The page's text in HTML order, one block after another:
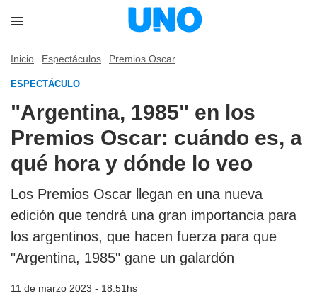
Inicio Espectáculos Premios Oscar
ESPECTÁCULO
"Argentina, 1985" en los
Premios Oscar: cuándo es, a
qué hora y dónde lo veo
Los Premios Oscar llegan en una nueva
edición que tendrá una gran importancia para
los argentinos, que hacen fuerza para que
"Argentina, 1985" gane un galardón
11 de marzo 2023 - 18:51hs